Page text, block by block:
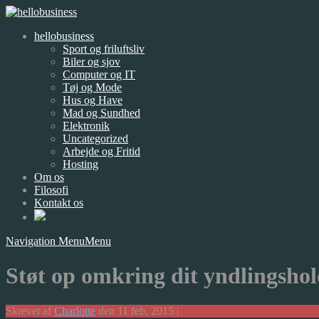
hellobusiness
Sport og friluftsliv
Biler og sjov
Computer og IT
Tøj og Mode
Hus og Have
Mad og Sundhed
Elektronik
Uncategorized
Arbejde og Fritid
Hosting
Om os
Filosofi
Kontakt os
Navigation MenuMenu
Støt op omkring dit
Skrevet af Charlotte den 11 feb, 2015 |